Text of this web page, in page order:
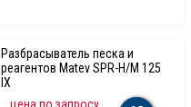
Разбрасыватель песка и
реагентов Matev SPR-H/M 125
IX